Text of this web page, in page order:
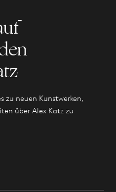
zu neuen Kunstwerken,
über Alex Katz zu